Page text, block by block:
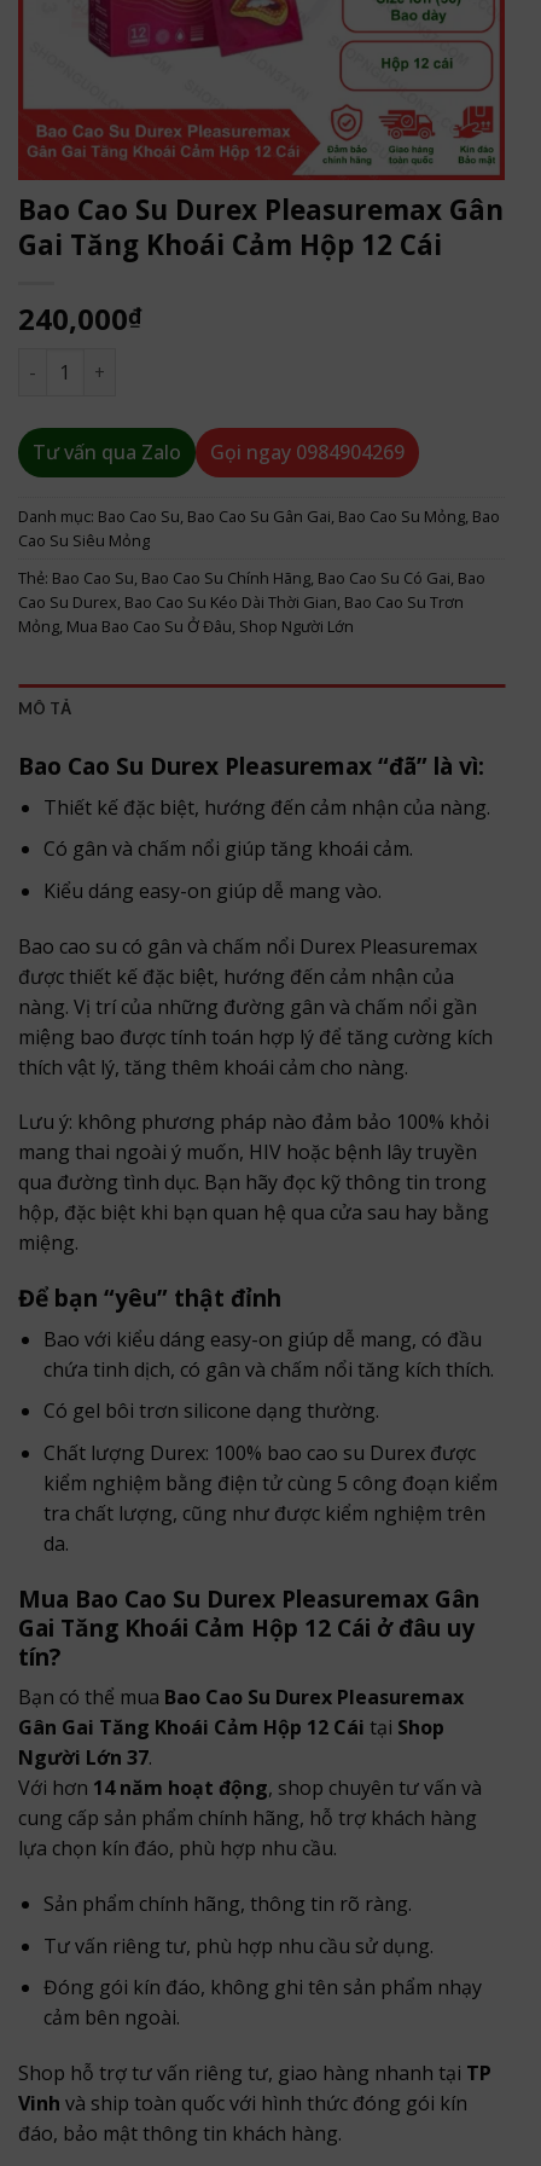
Bao Cao Su Durex Pleasuremax Gân
Gai Tăng Khoái Cảm Hộp 12 Cái
240,000₫
Bao Cao Su Durex Pleasuremax Gân Gai Tăng Khoái Cảm
Tư vấn qua Zalo Gọi ngay 0984904269
Danh mục: Bao Cao Su, Bao Cao Su Gân Gai, Bao Cao Su Mỏng, Bao
Cao Su Siêu Mỏng
Thẻ: Bao Cao Su, Bao Cao Su Chính Hãng, Bao Cao Su Có Gai, Bao
Cao Su Durex, Bao Cao Su Kéo Dài Thời Gian, Bao Cao Su Trơn
Mỏng, Mua Bao Cao Su Ở Đâu, Shop Người Lớn
MÔ TẢ
Bao Cao Su Durex Pleasuremax “đã” là vì:
Thiết kế đặc biệt, hướng đến cảm nhận của nàng.
Có gân và chấm nổi giúp tăng khoái cảm.
Kiểu dáng easy-on giúp dễ mang vào.
Bao cao su có gân và chấm nổi Durex Pleasuremax
được thiết kế đặc biệt, hướng đến cảm nhận của
nàng. Vị trí của những đường gân và chấm nổi gần
miệng bao được tính toán hợp lý để tăng cường kích
thích vật lý, tăng thêm khoái cảm cho nàng.
Lưu ý: không phương pháp nào đảm bảo 100% khỏi
mang thai ngoài ý muốn, HIV hoặc bệnh lây truyền
qua đường tình dục. Bạn hãy đọc kỹ thông tin trong
hộp, đặc biệt khi bạn quan hệ qua cửa sau hay bằng
miệng.
Để bạn “yêu” thật đỉnh
Bao với kiểu dáng easy-on giúp dễ mang, có đầu
chứa tinh dịch, có gân và chấm nổi tăng kích thích.
Có gel bôi trơn silicone dạng thường.
Chất lượng Durex: 100% bao cao su Durex được
kiểm nghiệm bằng điện tử cùng 5 công đoạn kiểm
tra chất lượng, cũng như được kiểm nghiệm trên
da.
Mua Bao Cao Su Durex Pleasuremax Gân
Gai Tăng Khoái Cảm Hộp 12 Cái ở đâu uy
tín?
Bạn có thể mua Bao Cao Su Durex Pleasuremax
Gân Gai Tăng Khoái Cảm Hộp 12 Cái tại Shop
Người Lớn 37.
Với hơn 14 năm hoạt động, shop chuyên tư vấn và
cung cấp sản phẩm chính hãng, hỗ trợ khách hàng
lựa chọn kín đáo, phù hợp nhu cầu.
Sản phẩm chính hãng, thông tin rõ ràng.
Tư vấn riêng tư, phù hợp nhu cầu sử dụng.
Đóng gói kín đáo, không ghi tên sản phẩm nhạy
cảm bên ngoài.
Shop hỗ trợ tư vấn riêng tư, giao hàng nhanh tại TP
Vinh và ship toàn quốc với hình thức đóng gói kín
đáo, bảo mật thông tin khách hàng.